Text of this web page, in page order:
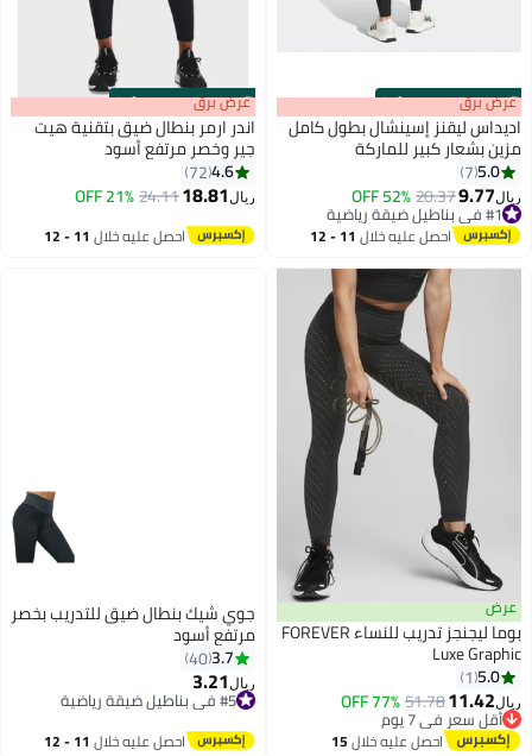
00m:00s
·
100% Left عرض برق
اديداس ليقنز إسينشال بطول كامل
مزين بشعار كبير للماركة
5.0
7
ريال9.77
20.37
52% OFF #1 في بناطيل ضيقة رياضية
بتخلّص بسرعة
#1 في بناطيل ضيقة رياضية احصل عليه خلال 11 - 12
00m:00s
·
100% Left عرض برق
اندر ارمر بنطال ضيق بتقنية هيت
جير وخصر مرتفع أسود
4.6
72
ريال18.81
24.11
21% OFF
احصل عليه خلال 11 - 12
عرض
بوما ليجنجز تدريب للنساء FOREVER
Luxe Graphic
5.0
1
ريال11.42
51.78
77% OFF
أقل سعر في 7 يوم
أقل سعر في 7 يوماحصل عليه خلال15
جوي شيك بنطال ضيق للتدريب بخصر
مرتفع أسود
3.7
40
ريال3.21
#5 في بناطيل ضيقة رياضية
احصل عليه خلال 11 - 12